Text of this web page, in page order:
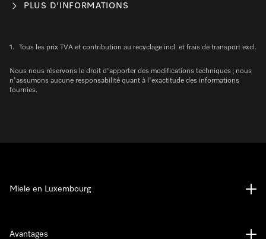
PLUS D'INFORMATIONS
1. Tous les prix TVA et contribution au recyclage incl. et frais de transport excl.
Nous nous réservons le droit d'apporter des modifications techniques ; nous
n'assumons aucune responsabilité quant à l'exactitude des informations
fournies.
Miele en Luxembourg
Avantages